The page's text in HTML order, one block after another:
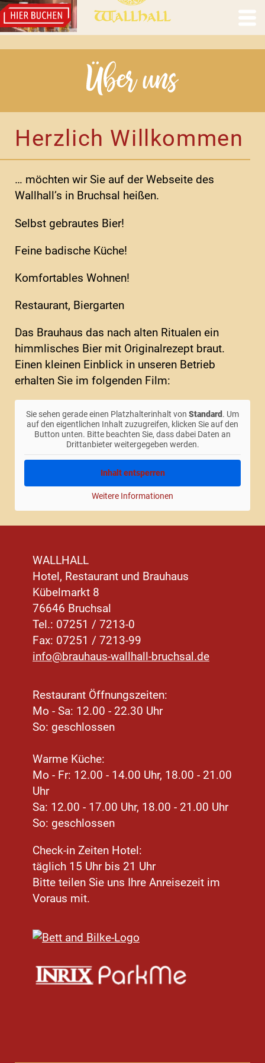
Herzlich Willkommen
… möchten wir Sie auf der Webseite des
Wallhall’s in Bruchsal heißen.
Selbst gebrautes Bier!
Feine badische Küche!
Komfortables Wohnen!
Restaurant, Biergarten
Das Brauhaus das nach alten Ritualen ein
himmlisches Bier mit Originalrezept braut.
Einen kleinen Einblick in unseren Betrieb
erhalten Sie im folgenden Film:
Sie sehen gerade einen Platzhalterinhalt von Standard . Um
auf den eigentlichen Inhalt zuzugreifen, klicken Sie auf den
Button unten. Bitte beachten Sie, dass dabei Daten an
Drittanbieter weitergegeben werden.
Inhalt entsperren
Weitere Informationen
WALLHALL
Hotel, Restaurant und Brauhaus
Kübelmarkt 8
76646 Bruchsal
Tel.: 07251 / 7213-0
Fax: 07251 / 7213-99
info@brauhaus-wallhall-bruchsal.de
Restaurant Öffnungszeiten:
Mo - Sa: 12.00 - 22.30 Uhr
So: geschlossen
Warme Küche:
Mo - Fr: 12.00 - 14.00 Uhr, 18.00 - 21.00
Uhr
Sa: 12.00 - 17.00 Uhr, 18.00 - 21.00 Uhr
So: geschlossen
Check-in Zeiten Hotel:
täglich 15 Uhr bis 21 Uhr
Bitte teilen Sie uns Ihre Anreisezeit im
Voraus mit.